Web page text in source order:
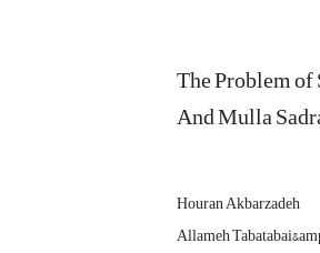
The Problem
And Mulla
Houran Akbarzadeh
Allameh